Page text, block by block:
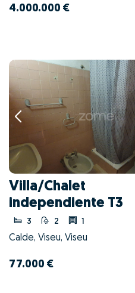
4.000.000 €
Villa/Chalet
independiente T3
3 2 1
Calde, Viseu, Viseu
77.000 €